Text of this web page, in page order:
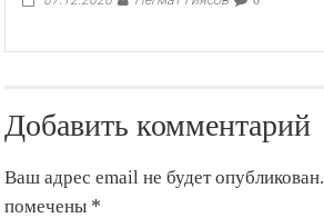
Добавить комментарий
Ваш адрес email не будет опубликован.
помечены *